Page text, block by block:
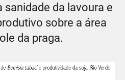
da lavoura e
sobre a área
da praga.